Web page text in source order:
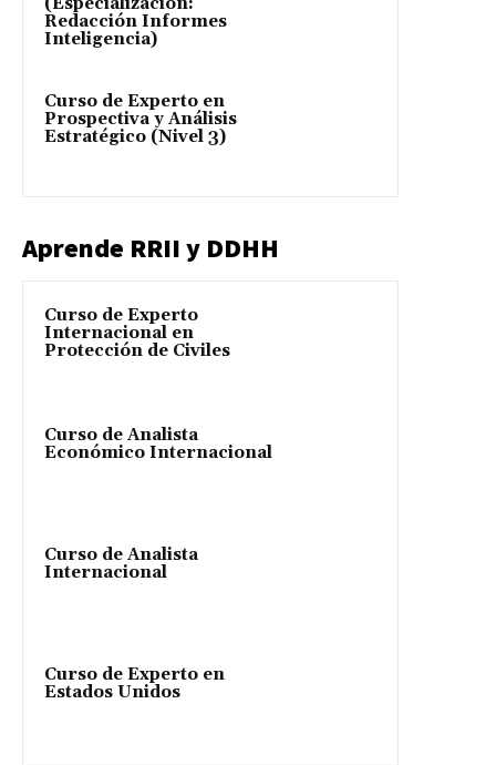
Redacción Informes
Inteligencia)
Curso de Experto en
Prospectiva y Análisis
Estratégico (Nivel 3)
Aprende RRII y DDHH
Curso de Experto
Internacional en
Protección de Civiles
Curso de Analista
Económico Internacional
Curso de Analista
Internacional
Curso de Experto en
Estados Unidos